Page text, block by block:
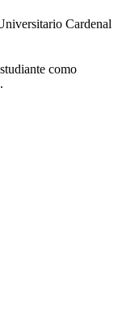
Cardenal
como